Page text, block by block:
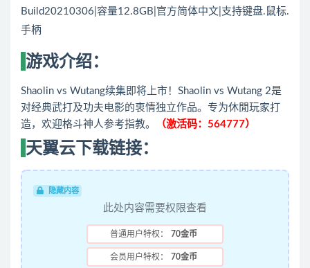
Build20210306|容量12.8GB|官方简体中文|支持键盘.鼠标.
手柄
游戏介绍：
Shaolin vs Wutang续集即将上市！Shaolin vs Wutang 2是
对经典武打及功夫电影的衷情独立作品。专为休閒玩家打
造，欢迎格斗神人参考指教。
（激活码：564777）
天翼云下载链接：
隐藏内容
此处内容需要权限查看
普通用户特权： 70金币
会员用户特权： 70金币